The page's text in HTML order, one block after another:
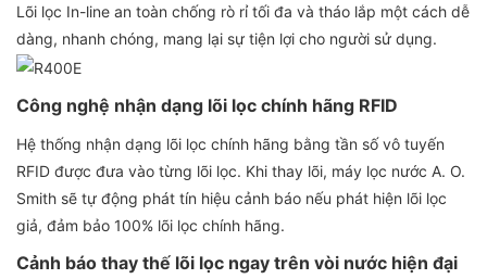
Lõi lọc In-line an toàn chống rò rỉ tối đa và tháo lắp một cách dễ
dàng, nhanh chóng, mang lại sự tiện lợi cho người sử dụng.
Công nghệ nhận dạng lõi lọc chính hãng RFID
Hệ thống nhận dạng lõi lọc chính hãng bằng tần số vô tuyến
RFID được đưa vào từng lõi lọc. Khi thay lõi, máy lọc nước A. O.
Smith sẽ tự động phát tín hiệu cảnh báo nếu phát hiện lõi lọc
giả, đảm bảo 100% lõi lọc chính hãng.
Cảnh báo thay thế lõi lọc ngay trên vòi nước hiện đại